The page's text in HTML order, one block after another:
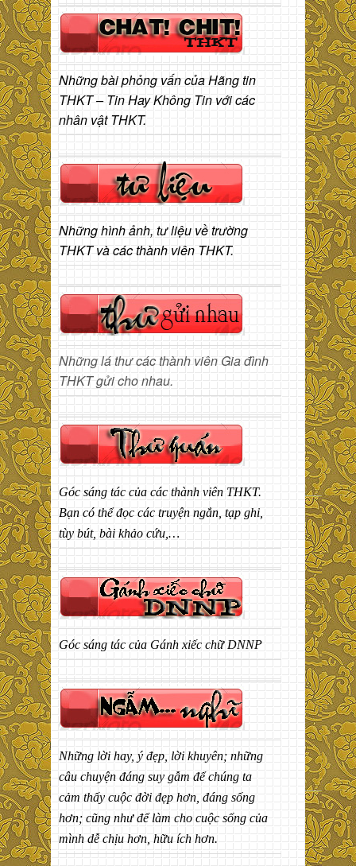
Những bài phỏng vấn của Hãng tin
THKT – Tin Hay Không Tin với các
nhân vật THKT.
Những hình ảnh, tư liệu về trường
THKT và các thành viên THKT.
Những lá thư các thành viên Gia đình
THKT gửi cho nhau.
Góc sáng tác của các thành viên THKT.
Bạn có thể đọc các truyện ngắn, tạp ghi,
tùy bút, bài khảo cứu,…
Góc sáng tác của Gánh xiếc chữ DNNP
Những lời hay, ý đẹp, lời khuyên; những
câu chuyện đáng suy gẫm để chúng ta
cảm thấy cuộc đời đẹp hơn, đáng sống
hơn; cũng như để làm cho cuộc sống của
mình dễ chịu hơn, hữu ích hơn.